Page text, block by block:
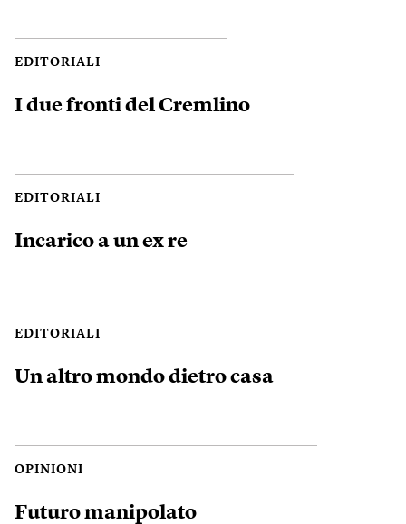
EDITORIALI
I due fronti del Cremlino
EDITORIALI
Incarico a un ex re
EDITORIALI
Un altro mondo dietro casa
OPINIONI
Futuro manipolato